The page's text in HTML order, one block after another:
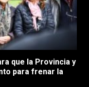
que la Provincia y
para frenar la